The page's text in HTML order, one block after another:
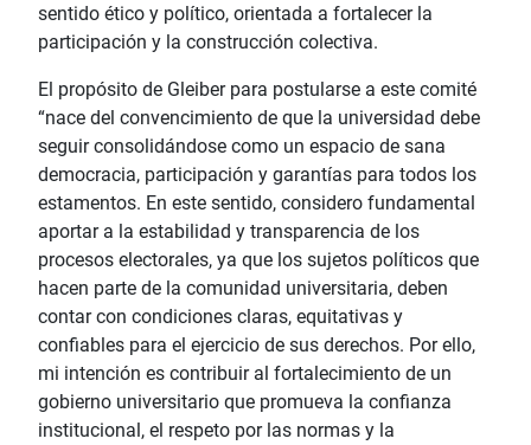
sentido ético y político, orientada a fortalecer la
participación y la construcción colectiva.
El propósito de Gleiber para postularse a este comité
“nace del convencimiento de que la universidad debe
seguir consolidándose como un espacio de sana
democracia, participación y garantías para todos los
estamentos. En este sentido, considero fundamental
aportar a la estabilidad y transparencia de los
procesos electorales, ya que los sujetos políticos que
hacen parte de la comunidad universitaria, deben
contar con condiciones claras, equitativas y
confiables para el ejercicio de sus derechos. Por ello,
mi intención es contribuir al fortalecimiento de un
gobierno universitario que promueva la confianza
institucional, el respeto por las normas y la